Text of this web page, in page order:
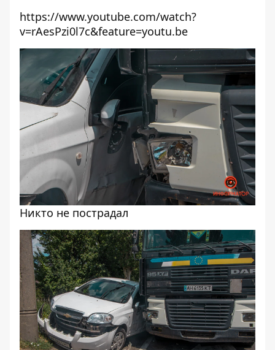
https://www.youtube.com/watch?
v=rAesPzi0l7c&feature=youtu.be
Никто не пострадал